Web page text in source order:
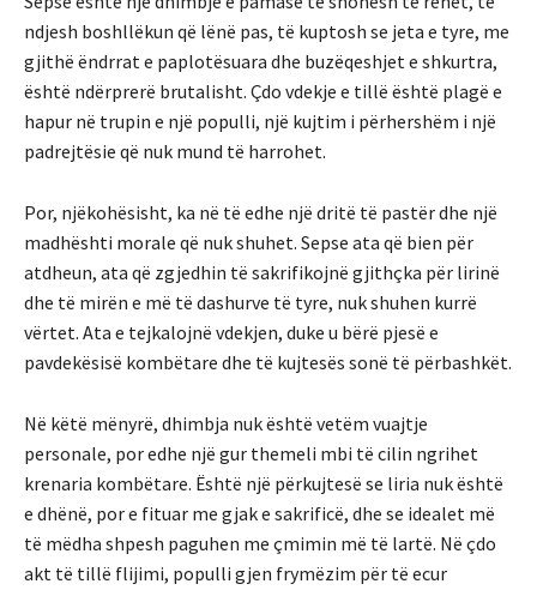
ndjesh boshllëkun që lënë pas, të kuptosh se jeta e tyre, me
gjithë ëndrrat e paplotësuara dhe buzëqeshjet e shkurtra,
është ndërprerë brutalisht. Çdo vdekje e tillë është plagë e
hapur në trupin e një populli, një kujtim i përhershëm i një
padrejtësie që nuk mund të harrohet.
Por, njëkohësisht, ka në të edhe një dritë të pastër dhe një
madhështi morale që nuk shuhet. Sepse ata që bien për
atdheun, ata që zgjedhin të sakrifikojnë gjithçka për lirinë
dhe të mirën e më të dashurve të tyre, nuk shuhen kurrë
vërtet. Ata e tejkalojnë vdekjen, duke u bërë pjesë e
pavdekësisë kombëtare dhe të kujtesës sonë të përbashkët.
Në këtë mënyrë, dhimbja nuk është vetëm vuajtje
personale, por edhe një gur themeli mbi të cilin ngrihet
krenaria kombëtare. Është një përkujtesë se liria nuk është
e dhënë, por e fituar me gjak e sakrificë, dhe se idealet më
të mëdha shpesh paguhen me çmimin më të lartë. Në çdo
akt të tillë flijimi, populli gjen frymëzim për të ecur